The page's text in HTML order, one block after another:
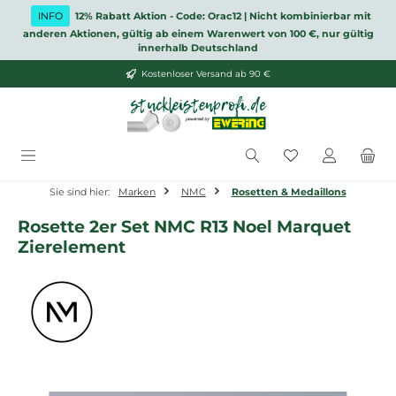
Zum Hauptinhalt springen
INFO
12% Rabatt Aktion - Code: Orac12 | Nicht kombinierbar mit
anderen Aktionen, gültig ab einem Warenwert von 100 €, nur gültig
innerhalb Deutschland
Kostenloser Versand ab 90 €
Du hast 0
Sie sind hier: Marken NMC Rosetten & Medaillons
Rosette 2er Set NMC R13 Noel Marquet
Zierelement